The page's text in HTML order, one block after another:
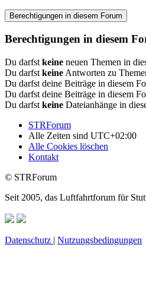
Berechtigungen in diesem Forum
Berechtigungen in diesem
Du darfst keine neuen Themen in
Du darfst keine Antworten zu
Du darfst deine Beiträge in diesem
Du darfst deine Beiträge in diesem
Du darfst keine Dateianhänge in
STRForum
Alle Zeiten sind UTC+02:00
Alle Cookies löschen
Kontakt
© STRForum
Seit 2005, das Luftfahrtforum für
Datenschutz | Nutzungsbedingungen